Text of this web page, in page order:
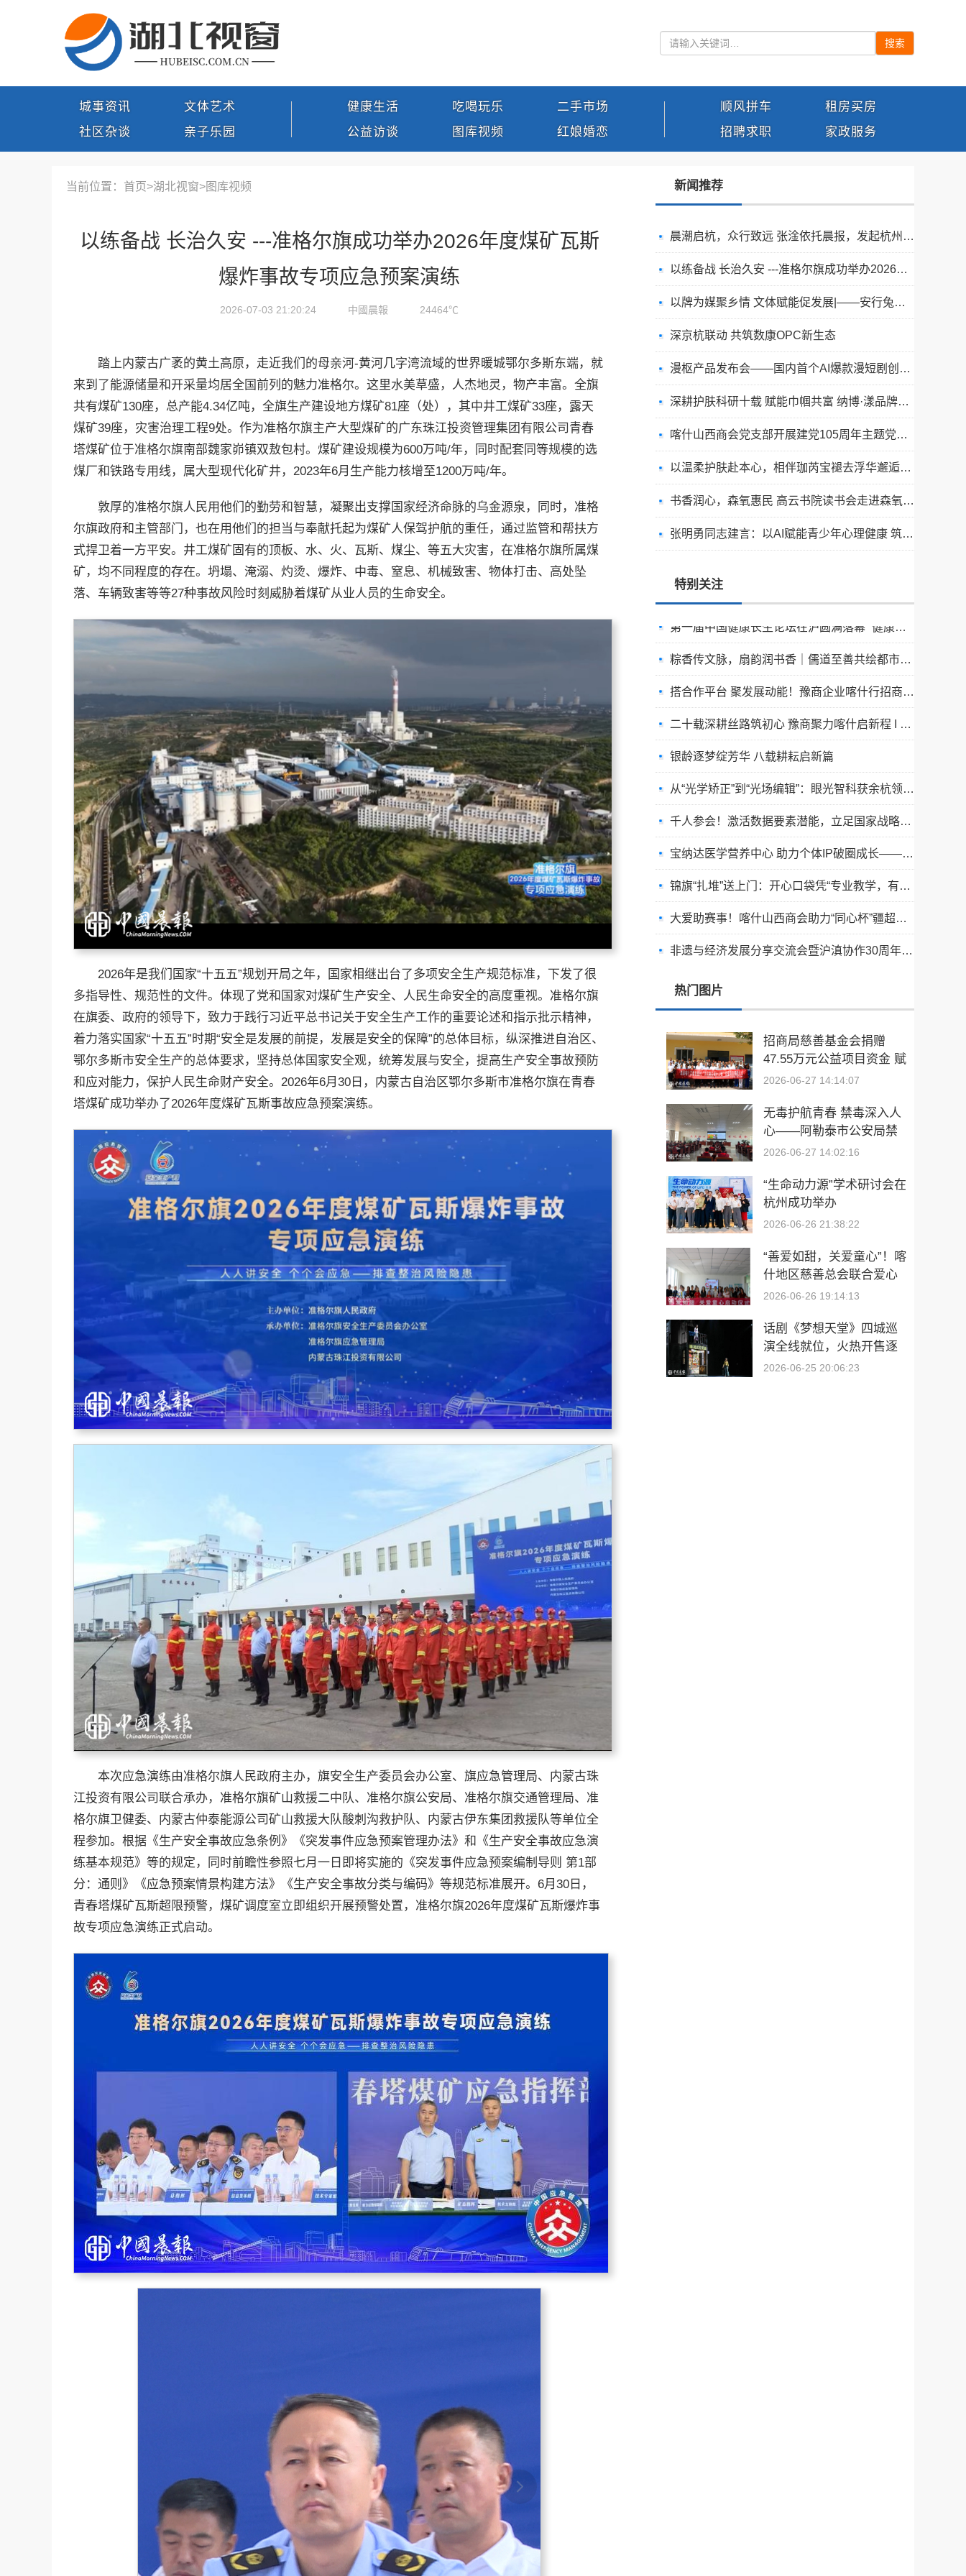
搜索
城事资讯
社区杂谈
文体艺术
亲子乐园
健康生活
公益访谈
吃喝玩乐
图库视频
二手市场
红娘婚恋
顺风拼车
招聘求职
租房买房
家政服务
当前位置：首页>湖北视窗>图库视频
以练备战 长治久安 ---准格尔旗成功举办2026年度煤矿瓦斯
爆炸事故专项应急预案演练
2026-07-03 21:20:24 中國晨報 24464℃
踏上内蒙古广袤的黄土高原，走近我们的母亲河-黄河几字湾流域的世界暖城鄂尔多斯东端，就
来到了能源储量和开采量均居全国前列的魅力准格尔。这里水美草盛，人杰地灵，物产丰富。全旗
共有煤矿130座，总产能4.34亿吨，全旗生产建设地方煤矿81座（处），其中井工煤矿33座，露天
煤矿39座，灾害治理工程9处。作为准格尔旗主产大型煤矿的广东珠江投资管理集团有限公司青春
塔煤矿位于准格尔旗南部魏家峁镇双敖包村。煤矿建设规模为600万吨/年，同时配套同等规模的选
煤厂和铁路专用线，属大型现代化矿井，2023年6月生产能力核增至1200万吨/年。
敦厚的准格尔旗人民用他们的勤劳和智慧，凝聚出支撑国家经济命脉的乌金源泉，同时，准格
尔旗政府和主管部门，也在用他们的担当与奉献托起为煤矿人保驾护航的重任，通过监管和帮扶方
式捍卫着一方平安。井工煤矿固有的顶板、水、火、瓦斯、煤尘、等五大灾害，在准格尔旗所属煤
矿，均不同程度的存在。坍塌、淹溺、灼烫、爆炸、中毒、窒息、机械致害、物体打击、高处坠
落、车辆致害等等27种事故风险时刻威胁着煤矿从业人员的生命安全。
2026年是我们国家“十五五”规划开局之年，国家相继出台了多项安全生产规范标准，下发了很
多指导性、规范性的文件。体现了党和国家对煤矿生产安全、人民生命安全的高度重视。准格尔旗
在旗委、政府的领导下，致力于践行习近平总书记关于安全生产工作的重要论述和指示批示精神，
着力落实国家“十五五”时期“安全是发展的前提，发展是安全的保障”的总体目标，纵深推进自治区、
鄂尔多斯市安全生产的总体要求，坚持总体国家安全观，统筹发展与安全，提高生产安全事故预防
和应对能力，保护人民生命财产安全。2026年6月30日，内蒙古自治区鄂尔多斯市准格尔旗在青春
塔煤矿成功举办了2026年度煤矿瓦斯事故应急预案演练。
本次应急演练由准格尔旗人民政府主办，旗安全生产委员会办公室、旗应急管理局、内蒙古珠
江投资有限公司联合承办，准格尔旗矿山救援二中队、准格尔旗公安局、准格尔旗交通管理局、准
格尔旗卫健委、内蒙古仲泰能源公司矿山救援大队酸刺沟救护队、内蒙古伊东集团救援队等单位全
程参加。根据《生产安全事故应急条例》《突发事件应急预案管理办法》和《生产安全事故应急演
练基本规范》等的规定，同时前瞻性参照七月一日即将实施的《突发事件应急预案编制导则 第1部
分：通则》《应急预案情景构建方法》《生产安全事故分类与编码》等规范标准展开。6月30日，
青春塔煤矿瓦斯超限预警，煤矿调度室立即组织开展预警处置，准格尔旗2026年度煤矿瓦斯爆炸事
故专项应急演练正式启动。
新闻推荐
晨潮启杭，众行致远 张淦依托晨报，发起杭州创业共生社群
以练备战 长治久安 ---准格尔旗成功举办2026年度煤矿瓦斯爆炸事故专项应急预案演练
以牌为媒聚乡情 文体赋能促发展|——安行兔文旅承办“德沃克杯”万商掼通掼牌联谊赛圆满成功
深京杭联动 共筑数康OPC新生态
漫枢产品发布会——国内首个AI爆款漫短剧创作平台发布
深耕护肤科研十载 赋能巾帼共富 纳博·漾品牌峰会在杭州举办 开辟国货美妆公益发展新路径
喀什山西商会党支部开展建党105周年主题党日活动
以温柔护肤赴本心，相伴珈芮宝褪去浮华邂逅纯粹真我
书香润心，森氧惠民 高云书院读书会走进森氧优选
张明勇同志建言：以AI赋能青少年心理健康 筑牢人口高质量发展底座
特别关注
西安入选汽车流通消费改革试点城市名单
传承中医国粹 妙愈偏瘫顽疾I 喀什市团结医院中医馆助偏瘫患者重获行走能力
当“光场”成为解决方案：一位跨学科实践者重写的视觉健康底层逻辑
第一届中国健康长生论坛在沪圆满落幕 “健康百岁计划”正式启动
老品牌重焕生机 探索食养新路径 华友汇走访存德春共话产业高质量发展
热门图片
招商局慈善基金会捐赠
47.55万元公益项目资金 赋
能喀什市艾格日亚村乡村
2026-06-27 14:14:07
无毒护航青春 禁毒深入人
心——阿勒泰市公安局禁
毒大队开展“6·26”国际禁毒
2026-06-27 14:02:16
“生命动力源”学术研讨会在
杭州成功举办
2026-06-26 21:38:22
“善爱如甜，关爱童心”！喀
什地区慈善总会联合爱心
单位赴疏附县儿童福利院
2026-06-26 19:14:13
话剧《梦想天堂》四城巡
演全线就位，火热开售逐
梦同行！
2026-06-25 20:06:23